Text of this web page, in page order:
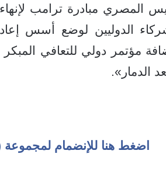
المصري مبادرة ترامب
الدوليين لوضع أسس
مؤتمر دولي للتعافي المبكر
الدمار».
اضغط هنا للإنضمام